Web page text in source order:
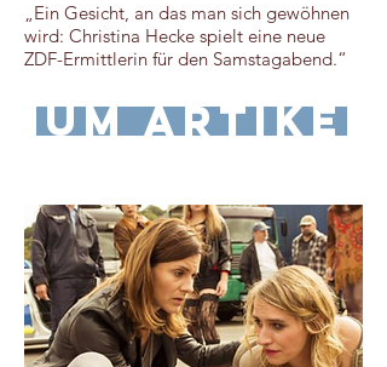
„Ein Gesicht, an das man sich gewöhnen
wird: Christina Hecke spielt eine neue
ZDF-Ermittlerin für den Samstagabend.“
zum Artikel